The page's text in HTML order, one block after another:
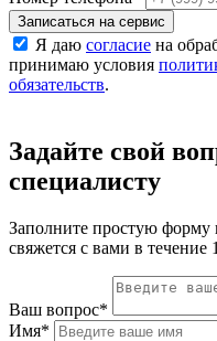
Записаться на сервис
Я даю согласие на
принимаю условия
обязательств.
Задайте свой
специалисту
Заполните простую форму
свяжется с вами в течение
Ваш вопрос*
Имя*